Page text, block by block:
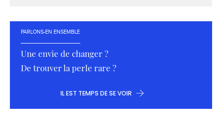
PARLONS-EN ENSEMBLE
Une envie de changer ?
De trouver la perle rare ?
IL EST TEMPS DE SE VOIR